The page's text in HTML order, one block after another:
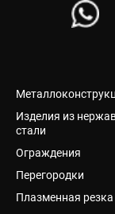
Изделия из
стали
Ограждения
Перегородки
Плазменная резка